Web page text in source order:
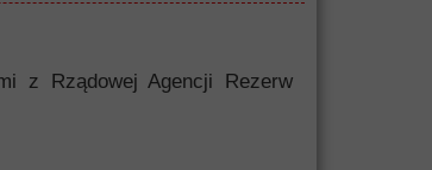
z Rządowej Agencji Rezerw